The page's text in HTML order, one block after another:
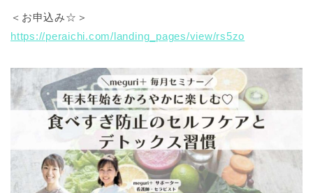
＜お申込み☆＞
https://peraichi.com/landing_pages/view/rs5zo